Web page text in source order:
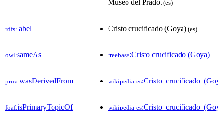
Museo del Prado. (es)
rdfs:label Cristo crucificado (Goya) (es)
owl:sameAs freebase:Cristo crucificado (Goya)
prov:wasDerivedFrom wikipedia-es
foaf:isPrimaryTopicOf wikipedia-es